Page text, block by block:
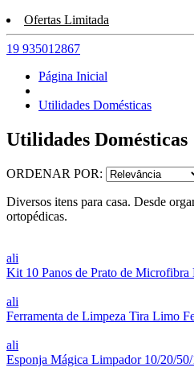
Ofertas Limitada
19 935012867
Página Inicial
Utilidades Domésticas
Utilidades Domésticas
ORDENAR POR:
Diversos itens para casa. Desde
ortopédicas.
ali
Kit 10 Panos de Prato de
ali
Ferramenta de Limpeza Tira Limo
ali
Esponja Mágica Limpador 10/20/